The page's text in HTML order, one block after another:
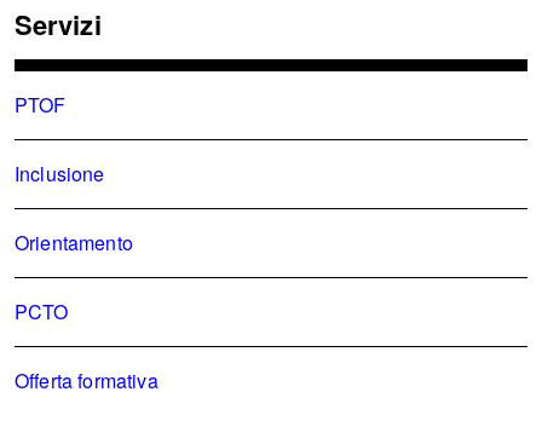
Servizi
PTOF
Inclusione
Orientamento
PCTO
Offerta formativa